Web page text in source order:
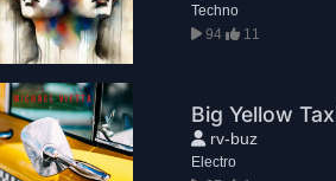
Techno
94
11
Big Yellow
rv-buz
Electro